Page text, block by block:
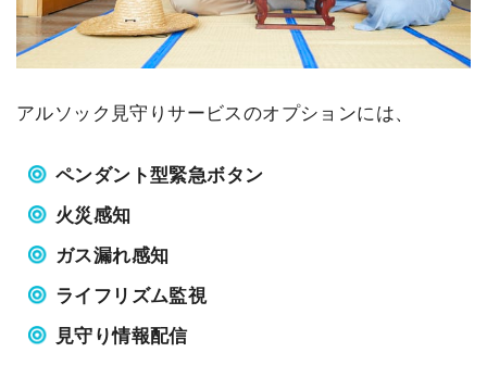
アルソック見守りサービスのオプションには、
ペンダント型緊急ボタン
火災感知
ガス漏れ感知
ライフリズム監視
見守り情報配信